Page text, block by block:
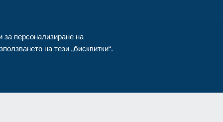
за персонализиране на
на тези „бисквитки“.